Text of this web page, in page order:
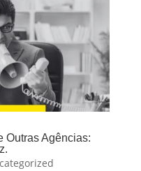
Outras Agências: